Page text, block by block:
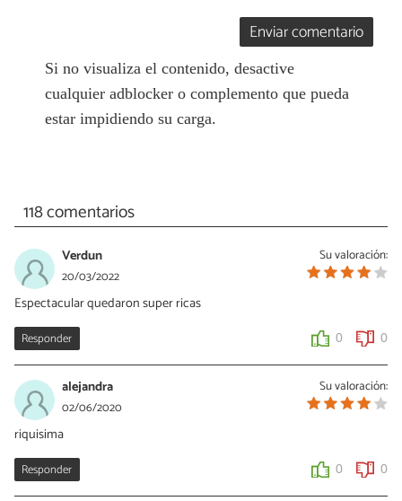
Enviar comentario
Si no visualiza el contenido, desactive
cualquier adblocker o complemento que pueda
estar impidiendo su carga.
118 comentarios
Su valoración:
Verdun
20/03/2022
Espectacular quedaron super ricas
Responder 0 0
Su valoración:
alejandra
02/06/2020
riquisima
Responder 0 0